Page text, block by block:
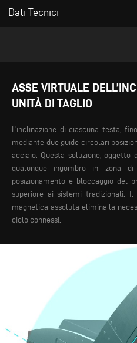
Dati Tecnici
ASSE VIRTUALE
UNITÀ DI TAGLIO
L’inclinazione di ciascuna testa,
mediante due guide circolari
acciaio. Questa soluzione,
qualunque ingombro in zona
posizionamento e bloccaggio del
superiore ai sistemi tradizionali. Il
magnetica assoluta elimina la
ciclo connessi.